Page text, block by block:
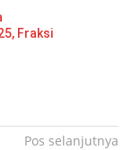
Fraksi
Pos selanjutnya